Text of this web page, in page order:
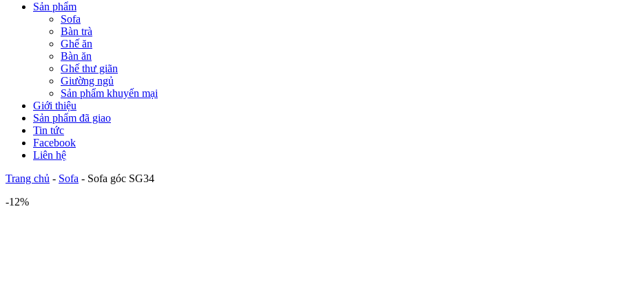
Sản phẩm
Sofa
Bàn trà
Ghế ăn
Bàn ăn
Ghế thư giãn
Giường ngủ
Sản phẩm khuyến mại
Giới thiệu
Sản phẩm đã giao
Tin tức
Facebook
Liên hệ
Trang chủ - Sofa - Sofa góc SG34
-12%